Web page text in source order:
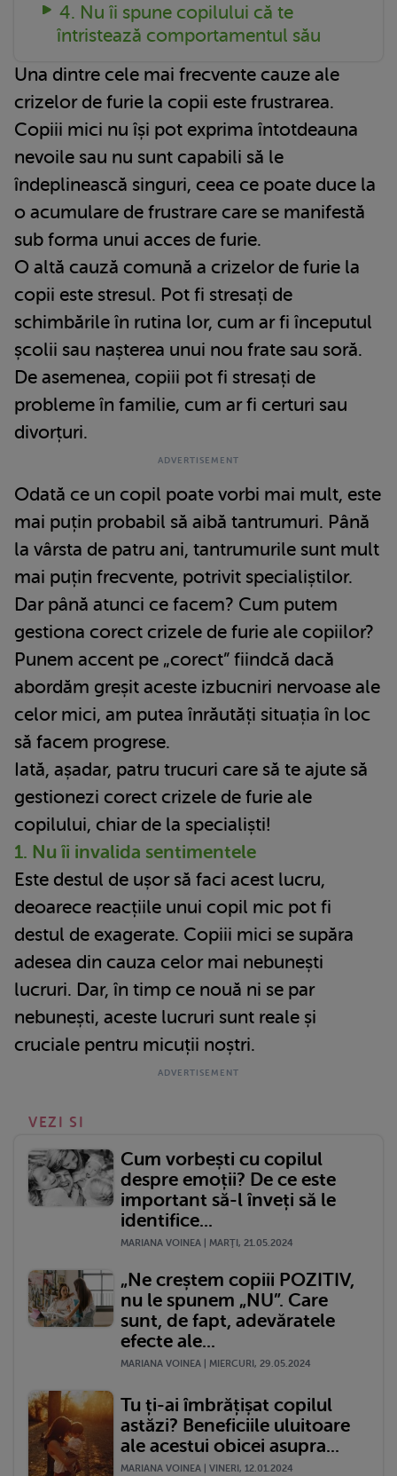
4. Nu îi spune copilului că te
întristează comportamentul său
Una dintre cele mai frecvente cauze ale
crizelor de furie la copii este frustrarea.
Copiii mici nu își pot exprima întotdeauna
nevoile sau nu sunt capabili să le
îndeplinească singuri, ceea ce poate duce la
o acumulare de frustrare care se manifestă
sub forma unui acces de furie.
O altă cauză comună a crizelor de furie la
copii este stresul. Pot fi stresați de
schimbările în rutina lor, cum ar fi începutul
școlii sau nașterea unui nou frate sau soră.
De asemenea, copiii pot fi stresați de
probleme în familie, cum ar fi certuri sau
divorțuri.
Odată ce un copil poate vorbi mai mult, este
mai puțin probabil să aibă tantrumuri. Până
la vârsta de patru ani, tantrumurile sunt mult
mai puțin frecvente, potrivit specialiștilor.
Dar până atunci ce facem? Cum putem
gestiona corect crizele de furie ale copiilor?
Punem accent pe „corect” fiindcă dacă
abordăm greșit aceste izbucniri nervoase ale
celor mici, am putea înrăutăți situația în loc
să facem progrese.
Iată, așadar, patru trucuri care să te ajute să
gestionezi corect crizele de furie ale
copilului, chiar de la specialiști!
1. Nu îi invalida sentimentele
Este destul de ușor să faci acest lucru,
deoarece reacțiile unui copil mic pot fi
destul de exagerate. Copiii mici se supăra
adesea din cauza celor mai nebunești
lucruri. Dar, în timp ce nouă ni se par
nebunești, aceste lucruri sunt reale și
cruciale pentru micuții noștri.
VEZI SI
Cum vorbești cu copilul
despre emoții? De ce este
important să-l înveți să le
identifice...
MARIANA VOINEA | MARŢI, 21.05.2024
„Ne creștem copiii POZITIV,
nu le spunem „NU”. Care
sunt, de fapt, adevăratele
efecte ale...
MARIANA VOINEA | MIERCURI, 29.05.2024
Tu ți-ai îmbrățișat copilul
astăzi? Beneficiile uluitoare
ale acestui obicei asupra...
MARIANA VOINEA | VINERI, 12.01.2024